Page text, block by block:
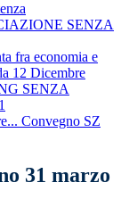
SENZA
fra economia e
12 Dicembre
SENZA
Convegno SZ
31 marzo